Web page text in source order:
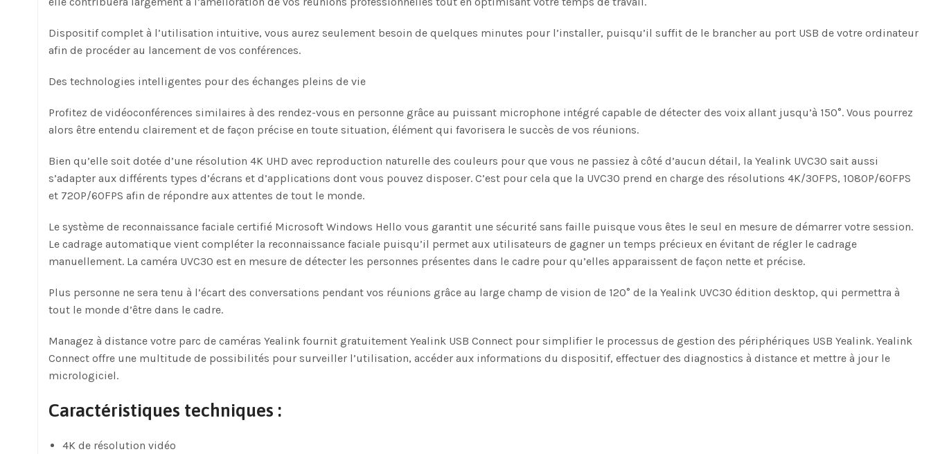
Dispositif complet à l’utilisation intuitive, vous aurez seulement besoin de quelques minutes pour l’installer, puisqu’il suffit de le brancher au port USB de votre ordinateur
afin de procéder au lancement de vos conférences.
Des technologies intelligentes pour des échanges pleins de vie
Profitez de vidéoconférences similaires à des rendez-vous en personne grâce au puissant microphone intégré capable de détecter des voix allant jusqu’à 150°. Vous pourrez
alors être entendu clairement et de façon précise en toute situation, élément qui favorisera le succès de vos réunions.
Bien qu’elle soit dotée d’une résolution 4K UHD avec reproduction naturelle des couleurs pour que vous ne passiez à côté d’aucun détail, la Yealink UVC30 sait aussi
s’adapter aux différents types d’écrans et d’applications dont vous pouvez disposer. C’est pour cela que la UVC30 prend en charge des résolutions 4K/30FPS, 1080P/60FPS
et 720P/60FPS afin de répondre aux attentes de tout le monde.
Le système de reconnaissance faciale certifié Microsoft Windows Hello vous garantit une sécurité sans faille puisque vous êtes le seul en mesure de démarrer votre session.
Le cadrage automatique vient compléter la reconnaissance faciale puisqu’il permet aux utilisateurs de gagner un temps précieux en évitant de régler le cadrage
manuellement. La caméra UVC30 est en mesure de détecter les personnes présentes dans le cadre pour qu’elles apparaissent de façon nette et précise.
Plus personne ne sera tenu à l’écart des conversations pendant vos réunions grâce au large champ de vision de 120° de la Yealink UVC30 édition desktop, qui permettra à
tout le monde d’être dans le cadre.
Managez à distance votre parc de caméras Yealink fournit gratuitement Yealink USB Connect pour simplifier le processus de gestion des périphériques USB Yealink. Yealink
Connect offre une multitude de possibilités pour surveiller l’utilisation, accéder aux informations du dispositif, effectuer des diagnostics à distance et mettre à jour le
micrologiciel.
Caractéristiques techniques :
4K de résolution vidéo